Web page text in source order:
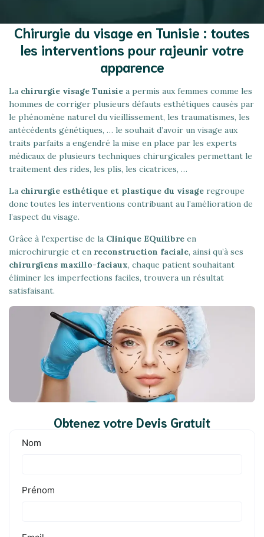
Chirurgie du visage en Tunisie : toutes
les interventions pour rajeunir votre
apparence
La chirurgie visage Tunisie a permis aux femmes comme les
hommes de corriger plusieurs défauts esthétiques causés par
le phénomène naturel du vieillissement, les traumatismes, les
antécédents génétiques, … le souhait d’avoir un visage aux
traits parfaits a engendré la mise en place par les experts
médicaux de plusieurs techniques chirurgicales permettant le
traitement des rides, les plis, les cicatrices, …
La chirurgie esthétique et plastique du visage regroupe
donc toutes les interventions contribuant au l’amélioration de
l’aspect du visage.
Grâce à l’expertise de la Clinique EQuilibre en
microchirurgie et en reconstruction faciale, ainsi qu’à ses
chirurgiens maxillo-faciaux, chaque patient souhaitant
éliminer les imperfections faciles, trouvera un résultat
satisfaisant.
Obtenez votre Devis Gratuit